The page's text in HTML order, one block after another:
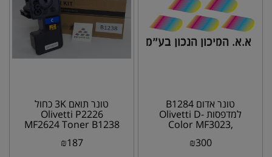
טונר אדום B1284
למדפסות Olivetti D-
Color MF3023,
₪300
טונר תואם 3K כחול
Olivetti P2226
MF2624 Toner B1238
₪187